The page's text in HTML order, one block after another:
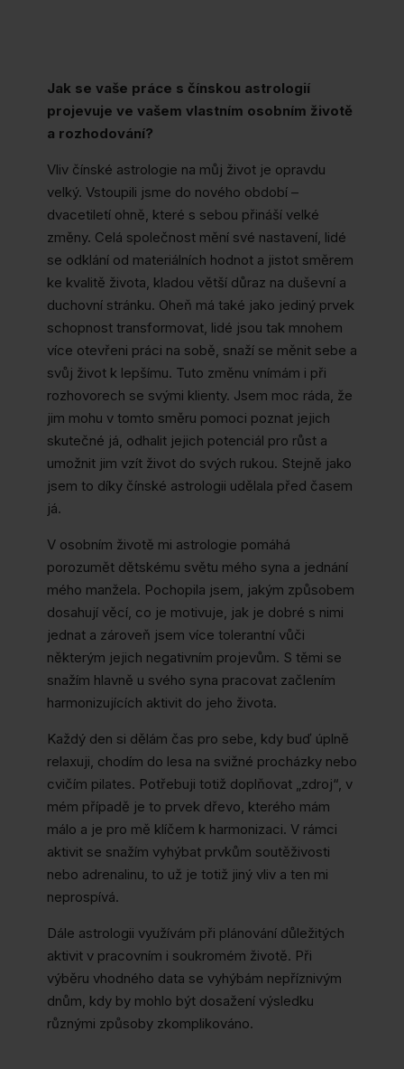
Jak se vaše práce s čínskou astrologií
projevuje ve vašem vlastním osobním životě
a rozhodování?
Vliv čínské astrologie na můj život je opravdu
velký. Vstoupili jsme do nového období –
dvacetiletí ohně, které s sebou přináší velké
změny. Celá společnost mění své nastavení, lidé
se odklání od materiálních hodnot a jistot směrem
ke kvalitě života, kladou větší důraz na duševní a
duchovní stránku. Oheň má také jako jediný prvek
schopnost transformovat, lidé jsou tak mnohem
více otevřeni práci na sobě, snaží se měnit sebe a
svůj život k lepšímu. Tuto změnu vnímám i při
rozhovorech se svými klienty. Jsem moc ráda, že
jim mohu v tomto směru pomoci poznat jejich
skutečné já, odhalit jejich potenciál pro růst a
umožnit jim vzít život do svých rukou. Stejně jako
jsem to díky čínské astrologii udělala před časem
já.
V osobním životě mi astrologie pomáhá
porozumět dětskému světu mého syna a jednání
mého manžela. Pochopila jsem, jakým způsobem
dosahují věcí, co je motivuje, jak je dobré s nimi
jednat a zároveň jsem více tolerantní vůči
některým jejich negativním projevům. S těmi se
snažím hlavně u svého syna pracovat začlením
harmonizujících aktivit do jeho života.
Každý den si dělám čas pro sebe, kdy buď úplně
relaxuji, chodím do lesa na svižné procházky nebo
cvičím pilates. Potřebuji totiž doplňovat „zdroj“, v
mém případě je to prvek dřevo, kterého mám
málo a je pro mě klíčem k harmonizaci. V rámci
aktivit se snažím vyhýbat prvkům soutěživosti
nebo adrenalinu, to už je totiž jiný vliv a ten mi
neprospívá.
Dále astrologii využívám při plánování důležitých
aktivit v pracovním i soukromém životě. Při
výběru vhodného data se vyhýbám nepříznivým
dnům, kdy by mohlo být dosažení výsledku
různými způsoby zkomplikováno.